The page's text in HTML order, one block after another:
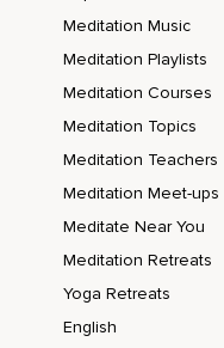
Meditation Music
Meditation Playlists
Meditation Courses
Meditation Topics
Meditation Teachers
Meditation Meet-ups
Meditate Near You
Meditation Retreats
Yoga Retreats
English